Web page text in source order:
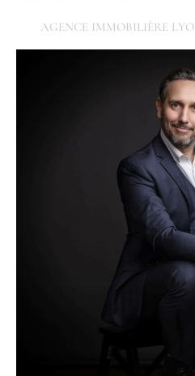
AGENCE IMMOBILIÈRE